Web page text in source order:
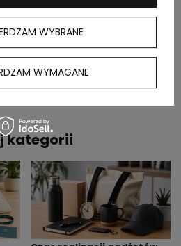
Na blogu dzielimy się
pomysłami, które
marketingowe.
kategorii
WYBRANE
WYMAGANE